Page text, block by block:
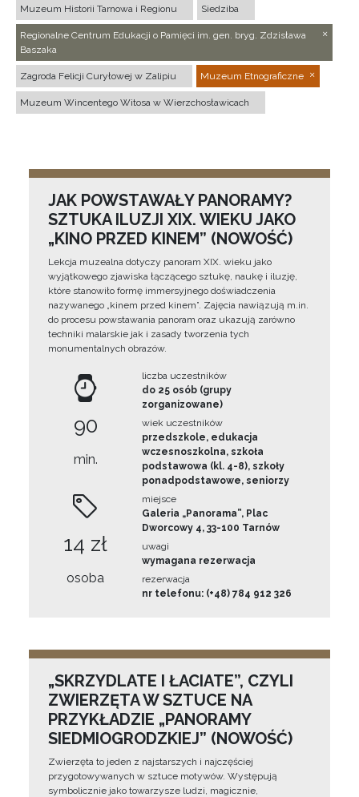
Muzeum Historii Tarnowa i Regionu Siedziba
Regionalne Centrum Edukacji o Pamięci im. gen. bryg. Zdzisława
Baszaka
Zagroda Felicji Curyłowej w Zalipiu Muzeum Etnograficzne
Muzeum Wincentego Witosa w Wierzchosławicach
JAK POWSTAWAŁY PANORAMY?
SZTUKA ILUZJI XIX. WIEKU JAKO
„KINO PRZED KINEM” (NOWOŚĆ)
Lekcja muzealna dotyczy panoram XIX. wieku jako
wyjątkowego zjawiska łączącego sztukę, naukę i iluzję,
które stanowiło formę immersyjnego doświadczenia
nazywanego „kinem przed kinem”. Zajęcia nawiązują m.in.
do procesu powstawania panoram oraz ukazują zarówno
techniki malarskie jak i zasady tworzenia tych
monumentalnych obrazów.
90
min.
14 zł
osoba
liczba uczestników
do 25 osób (grupy
zorganizowane)
wiek uczestników
przedszkole, edukacja
wczesnoszkolna, szkoła
podstawowa (kl. 4-8), szkoły
ponadpodstawowe, seniorzy
miejsce
Galeria „Panorama”, Plac
Dworcowy 4, 33-100 Tarnów
uwagi
wymagana rezerwacja
rezerwacja
nr telefonu: (+48) 784 912 326
„SKRZYDLATE I ŁACIATE”, CZYLI
ZWIERZĘTA W SZTUCE NA
PRZYKŁADZIE „PANORAMY
SIEDMIOGRODZKIEJ” (NOWOŚĆ)
Zwierzęta to jeden z najstarszych i najczęściej
przygotowywanych w sztuce motywów. Występują
symbolicznie jako towarzysze ludzi, magicznie,